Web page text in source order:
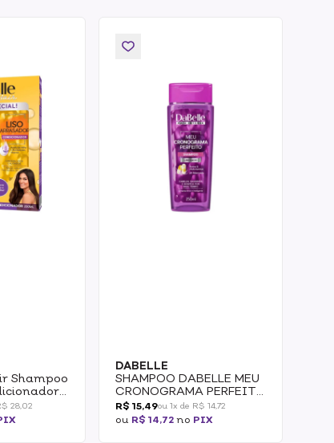
Shampoo
28,02
DABELLE
SHAMPOO DABELLE MEU
CRONOGRAMA PERFEITO
250ML
R$ 15,49ou 1x de R$ 14,72
ou R$ 14,72no PIX